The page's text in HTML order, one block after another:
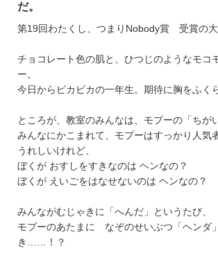
だ。
第19回わたくし、つまりNobody賞 受賞の
チョコレート色の肌と、ひつじのようなモコ
ー。
今日からピカピカの一年生。期待に胸をふく
ところが、教室のみんなは、モプーの「ちが
みんなにかこまれて、モプーはすっかり人気者
うれしいけれど、
ぼくが おすしをすきなのは ヘンなの？
ぼくが えいごをはなせないのは ヘンなの？
みんながむじゃきに「へんだ」というたび、
モプーのあたまに なぞのせいぶつ「ヘンダ
き……！？